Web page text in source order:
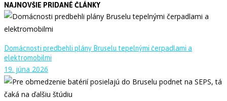
NAJNOVŠIE PRIDANÉ ČLÁNKY
Domácnosti predbehli plány Bruselu tepelnými čerpadlami a
elektromobilmi
19. júna 2026